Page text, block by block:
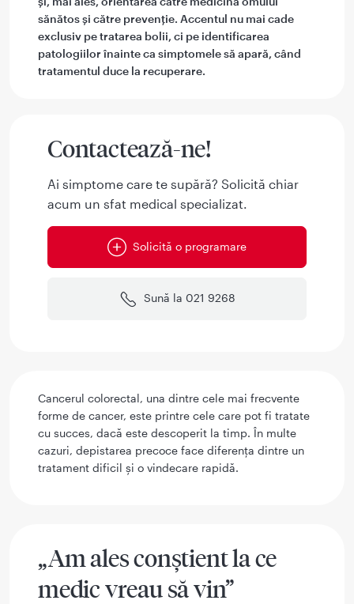
sănătos și către prevenție. Accentul nu mai cade
exclusiv pe tratarea bolii, ci pe identificarea
patologiilor înainte ca simptomele să apară, când
tratamentul duce la recuperare.
Contactează-ne!
Ai simptome care te supără? Solicită chiar
acum un sfat medical specializat.
Solicită o programare
Sună la 021 9268
Cancerul colorectal, una dintre cele mai frecvente
forme de cancer, este printre cele care pot fi tratate
cu succes, dacă este descoperit la timp. În multe
cazuri, depistarea precoce face diferența dintre un
tratament dificil și o vindecare rapidă.
„Am ales conștient la ce
medic vreau să vin”